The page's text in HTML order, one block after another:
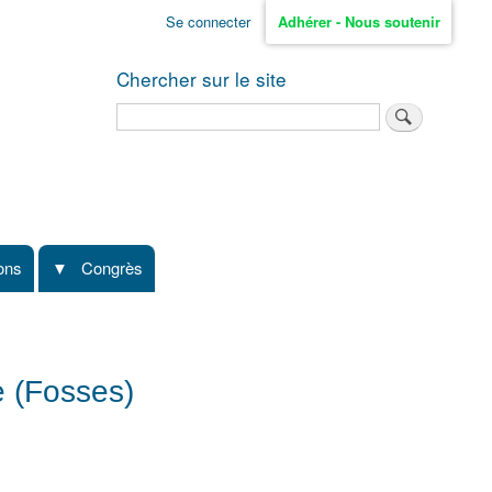
Se connecter Adhérer - Nous soutenir
Chercher sur le site
Congrès
(Fosses)